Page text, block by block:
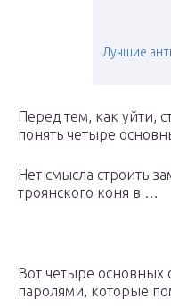
Лучшие
Перед тем, как уйти,
понять четыре
Нет смысла строить
троянского коня в …
Вот четыре основных
паролями, которые